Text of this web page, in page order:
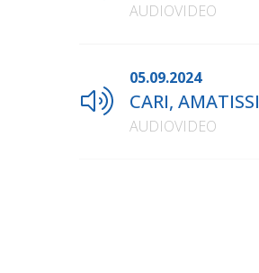
AUDIOVIDEO
05.09.2024
CARI,
AUDIOVIDEO